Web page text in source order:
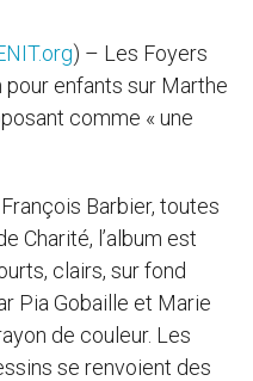
) – Les Foyers
pour enfants sur Marthe
comme « une
Barbier, toutes
Charité, l’album est
clairs, sur fond
Pia Gobaille et Marie
de couleur. Les
se renvoient des